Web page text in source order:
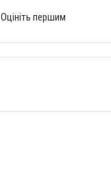
Оцініть першим